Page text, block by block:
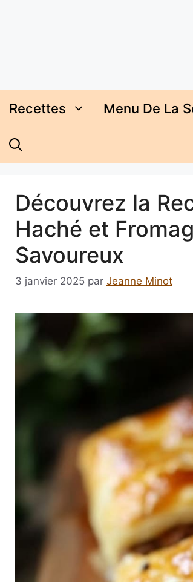
Recettes Menu De La
Découvrez la
Haché et
Savoureux
3 janvier 2025 par Jeanne Minot